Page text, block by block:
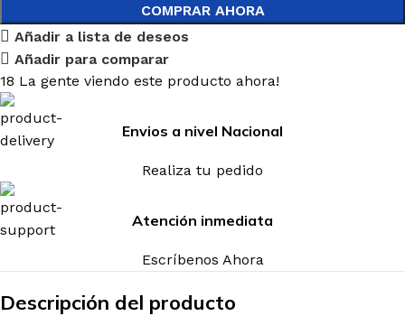
COMPRAR AHORA
Añadir a lista de deseos
Añadir para comparar
18 La gente viendo este producto ahora!
Envios a nivel Nacional
Realiza tu pedido
Atención inmediata
Escríbenos Ahora
Descripción del producto